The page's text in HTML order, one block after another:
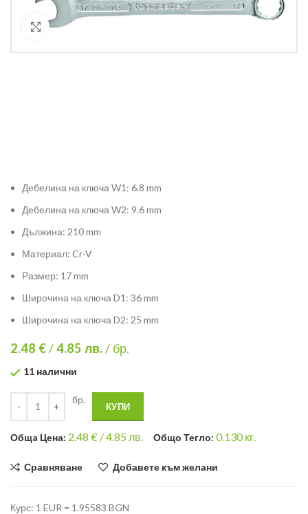
Кликнете за уголемяване
Дебелина на ключа W1: 6.8 mm
Дебелина на ключа W2: 9.6 mm
Дължина: 210 mm
Материал: Cr-V
Размер: 17 mm
Широчина на ключа D1: 36 mm
Широчина на ключа D2: 25 mm
2.48 €/4.85 лв./ бр.
11 налични
бр.
КУПИ
Общa Цена: 2.48 € /4.85 лв. Общо Тегло: 0.130кг.
Сравняване Добавете към желани
Курс: 1 EUR = 1.95583 BGN